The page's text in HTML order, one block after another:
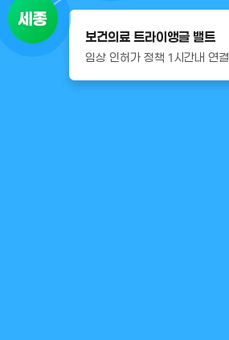
보건의료 트라이앵글 밸트
임상 인허가 정책 1시간내 연결